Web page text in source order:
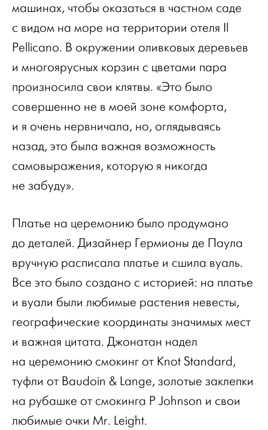
машинах, чтобы оказаться в частном саде
с видом на море на территории отеля Il
Pellicano. В окружении оливковых деревьев
и многоярусных корзин с цветами пара
произносила свои клятвы. «Это было
совершенно не в моей зоне комфорта,
и я очень нервничала, но, оглядываясь
назад, это была важная возможность
самовыражения, которую я никогда
не забуду».
Платье на церемонию было продумано
до деталей. Дизайнер Гермионы де Паула
вручную расписала платье и сшила вуаль.
Все это было создано с историей: на платье
и вуали были любимые растения невесты,
географические координаты значимых мест
и важная цитата. Джонатан надел
на церемонию смокинг от Knot Standard,
туфли от Baudoin & Lange, золотые заклепки
на рубашке от смокинга P Johnson и свои
любимые очки Mr. Leight.